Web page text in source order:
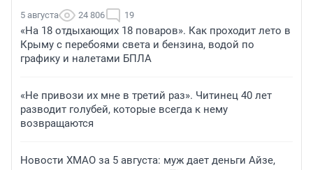
5 августа 24 806 19
«На 18 отдыхающих 18 поваров». Как проходит лето в
Крыму с перебоями света и бензина, водой по
графику и налетами БПЛА
«Не привози их мне в третий раз». Читинец 40 лет
разводит голубей, которые всегда к нему
возвращаются
Новости ХМАО за 5 августа: муж дает деньги Айзе,